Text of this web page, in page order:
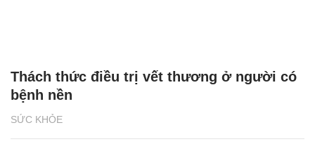
SỨC KHỎE
Thách thức điều trị vết thương ở người có
bệnh nền